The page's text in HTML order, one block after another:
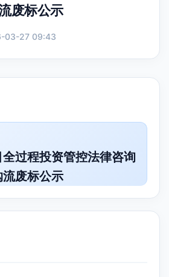
废标公示
03-27 09:43
过程投资管控法律咨询
废标公示